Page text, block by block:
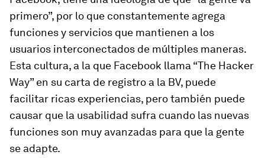
primero”, por lo que constantemente agrega
funciones y servicios que mantienen a los
usuarios interconectados de múltiples maneras.
Esta cultura, a la que Facebook llama “The Hacker
Way” en su carta de registro a la BV, puede
facilitar ricas experiencias, pero también puede
causar que la usabilidad sufra cuando las nuevas
funciones son muy avanzadas para que la gente
se adapte.